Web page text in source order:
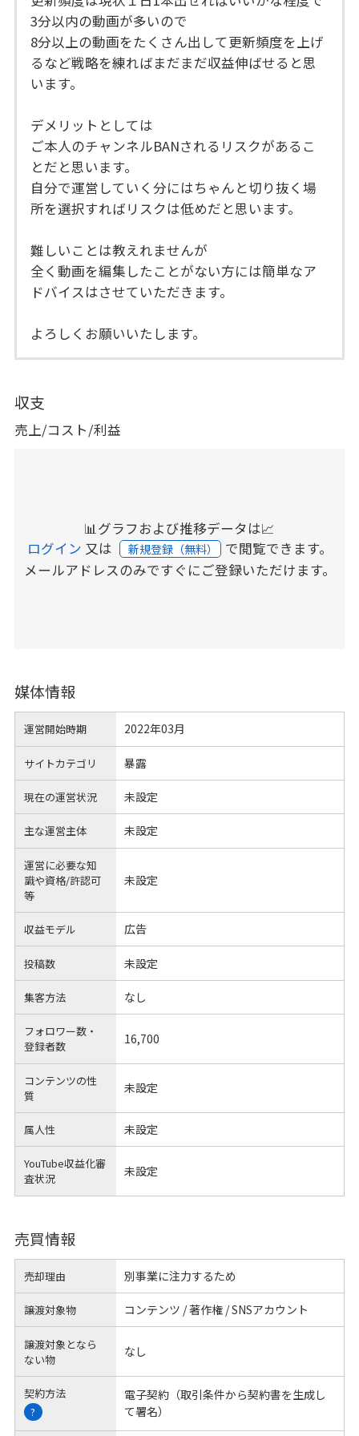
3分以内の動画が多いので
8分以上の動画をたくさん出して更新頻度を上げ
るなど戦略を練ればまだまだ収益伸ばせると思
います。
デメリットとしては
ご本人のチャンネルBANされるリスクがあるこ
とだと思います。
自分で運営していく分にはちゃんと切り抜く場
所を選択すればリスクは低めだと思います。
難しいことは教えれませんが
全く動画を編集したことがない方には簡単なア
ドバイスはさせていただきます。
よろしくお願いいたします。
収支
売上/コスト/利益
📊グラフおよび推移データは📈
ログイン 又は 新規登録（無料） で閲覧できます。
メールアドレスのみですぐにご登録いただけます。
媒体情報
運営開始時期 2022年03月
サイトカテゴリ 暴露
現在の運営状況 未設定
主な運営主体 未設定
運営に必要な知
識や資格/許認可
等
未設定
収益モデル 広告
投稿数 未設定
集客方法 なし
フォロワー数・
登録者数
16,700
コンテンツの性
質
未設定
属人性 未設定
YouTube収益化審
査状況
未設定
売買情報
売却理由 別事業に注力するため
譲渡対象物 コンテンツ / 著作権 / SNSアカウント
譲渡対象となら
ない物
なし
契約方法
?
電子契約（取引条件から契約書を生成し
て署名）